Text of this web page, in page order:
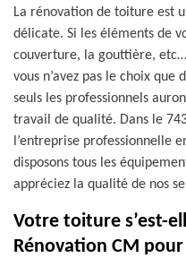
La rénovation de toiture est
délicate. Si les éléments de
couverture, la gouttière,
vous n’avez pas le choix
seuls les professionnels
travail de qualité. Dans le
l’entreprise professionnelle
disposons tous les
appréciez la qualité de nos
Votre toiture s’est-
Rénovation CM